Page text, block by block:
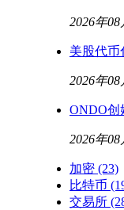
2026年08
美股代币
2026年08
ONDO创
2026年08
加密 (23)
比特币
交易所